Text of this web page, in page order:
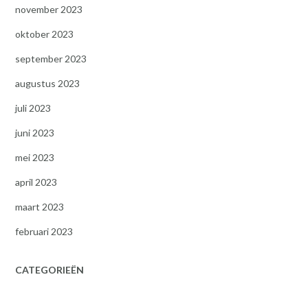
november 2023
oktober 2023
september 2023
augustus 2023
juli 2023
juni 2023
mei 2023
april 2023
maart 2023
februari 2023
CATEGORIEËN